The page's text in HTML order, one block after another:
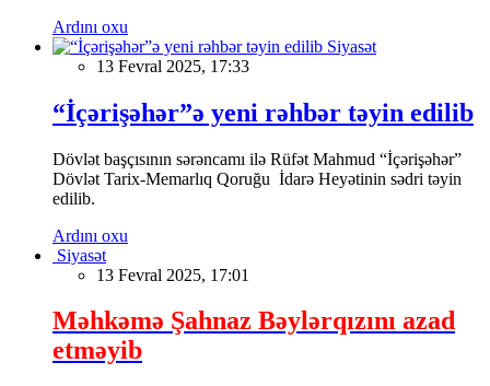
Ardını oxu
Siyasət
13 Fevral 2025, 17:33
“İçərişəhər”ə yeni rəhbər təyin edilib
Dövlət başçısının sərəncamı ilə Rüfət Mahmud “İçərişəhər”
Dövlət Tarix-Memarlıq Qoruğu İdarə Heyətinin sədri təyin
edilib.
Ardını oxu
Siyasət
13 Fevral 2025, 17:01
Məhkəmə Şahnaz Bəylərqızını azad
etməyib